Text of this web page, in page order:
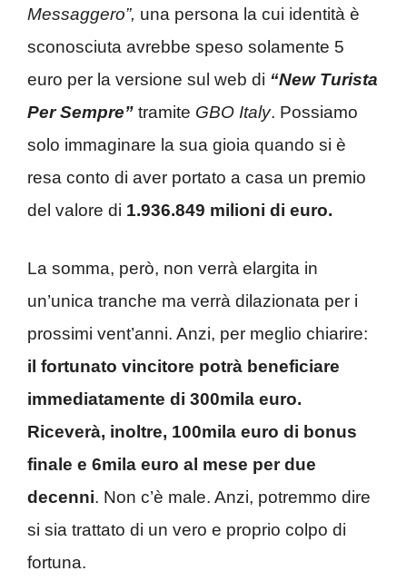
Messaggero”, una persona la cui identità è
sconosciuta avrebbe speso solamente 5
euro per la versione sul web di “New Turista
Per Sempre” tramite GBO Italy. Possiamo
solo immaginare la sua gioia quando si è
resa conto di aver portato a casa un premio
del valore di 1.936.849 milioni di euro.
La somma, però, non verrà elargita in
un’unica tranche ma verrà dilazionata per i
prossimi vent’anni. Anzi, per meglio chiarire:
il fortunato vincitore potrà beneficiare
immediatamente di 300mila euro.
Riceverà, inoltre, 100mila euro di bonus
finale e 6mila euro al mese per due
decenni. Non c’è male. Anzi, potremmo dire
si sia trattato di un vero e proprio colpo di
fortuna.